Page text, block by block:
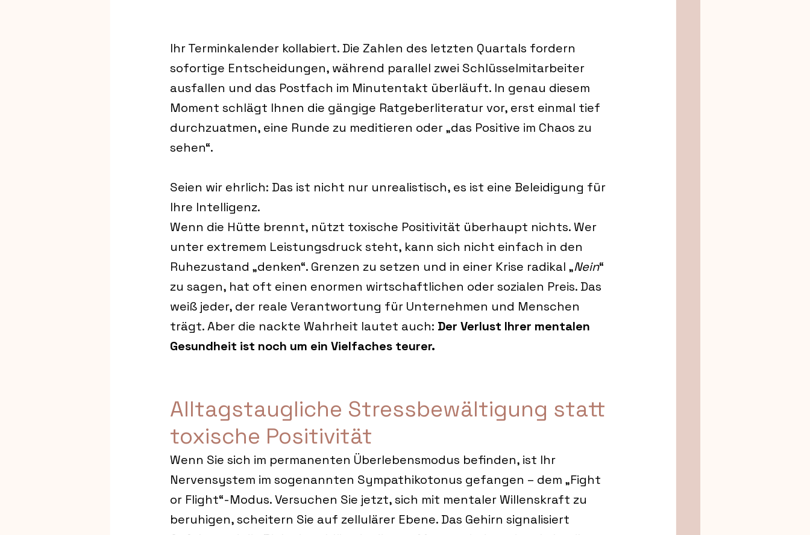
Ihr Terminkalender kollabiert. Die Zahlen des letzten Quartals fordern
sofortige Entscheidungen, während parallel zwei Schlüsselmitarbeiter
ausfallen und das Postfach im Minutentakt überläuft. In genau diesem
Moment schlägt Ihnen die gängige Ratgeberliteratur vor, erst einmal tief
durchzuatmen, eine Runde zu meditieren oder „das Positive im Chaos zu
sehen“.
Seien wir ehrlich: Das ist nicht nur unrealistisch, es ist eine Beleidigung für
Ihre Intelligenz.
Wenn die Hütte brennt, nützt toxische Positivität überhaupt nichts. Wer
unter extremem Leistungsdruck steht, kann sich nicht einfach in den
Ruhezustand „denken“. Grenzen zu setzen und in einer Krise radikal „Nein“
zu sagen, hat oft einen enormen wirtschaftlichen oder sozialen Preis. Das
weiß jeder, der reale Verantwortung für Unternehmen und Menschen
trägt. Aber die nackte Wahrheit lautet auch: Der Verlust Ihrer mentalen
Gesundheit ist noch um ein Vielfaches teurer.
Alltagstaugliche Stressbewältigung statt
toxische Positivität
Wenn Sie sich im permanenten Überlebensmodus befinden, ist Ihr
Nervensystem im sogenannten Sympathikotonus gefangen – dem „Fight
or Flight“-Modus. Versuchen Sie jetzt, sich mit mentaler Willenskraft zu
beruhigen, scheitern Sie auf zellulärer Ebene. Das Gehirn signalisiert